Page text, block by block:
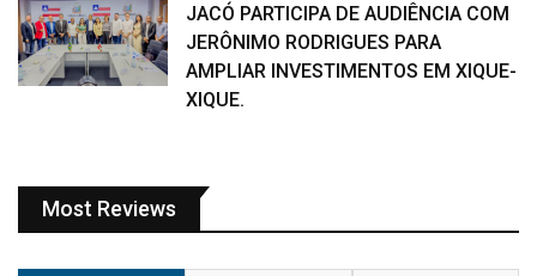
JACÓ PARTICIPA DE AUDIÊNCIA COM
JERÔNIMO RODRIGUES PARA
AMPLIAR INVESTIMENTOS EM XIQUE-
XIQUE.
Most Reviews